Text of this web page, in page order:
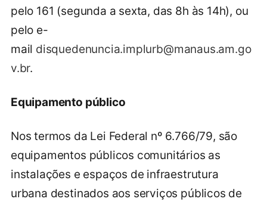
pelo 161 (segunda a sexta, das 8h às 14h), ou
pelo e-
mail disquedenuncia.implurb@manaus.am.go
v.br.
Equipamento público
Nos termos da Lei Federal nº 6.766/79, são
equipamentos públicos comunitários as
instalações e espaços de infraestrutura
urbana destinados aos serviços públicos de